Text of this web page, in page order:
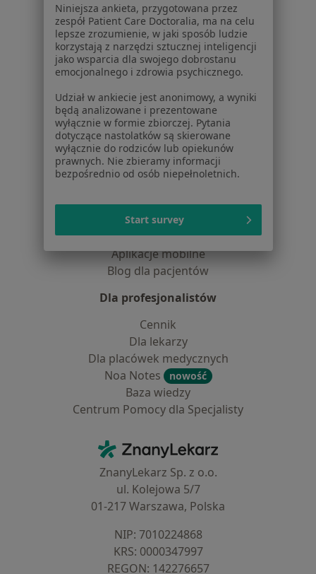
Dostępność
O nas
Praca Rekrutujemy!
Partnerzy
Centrum prasowe
Kontakt
Dla pacjentów
Lekarze
Placówki medyczne
Usługi i zabiegi
Choroby
Pomoc
Aplikacje mobilne
Blog dla pacjentów
Dla profesjonalistów
Cennik
Dla lekarzy
Dla placówek medycznych
Noa Notes
nowość
Baza wiedzy
Centrum Pomocy dla Specjalisty
ZnanyLekarz - Strona główna
ZnanyLekarz Sp. z o.o.
ul. Kolejowa 5/7
01-217 Warszawa, Polska
NIP: ⁠7010224868
KRS: ⁠0000347997
REGON: ⁠142276657
Niniejsza ankieta, przygotowana przez
zespół Patient Care Doctoralia, ma na celu
lepsze zrozumienie, w jaki sposób ludzie
korzystają z narzędzi sztucznej inteligencji
jako wsparcia dla swojego dobrostanu
emocjonalnego i zdrowia psychicznego.
Udział w ankiecie jest anonimowy, a wyniki
będą analizowane i prezentowane
wyłącznie w formie zbiorczej. Pytania
dotyczące nastolatków są skierowane
wyłącznie do rodziców lub opiekunów
prawnych. Nie zbieramy informacji
bezpośrednio od osób niepełnoletnich.
Start survey